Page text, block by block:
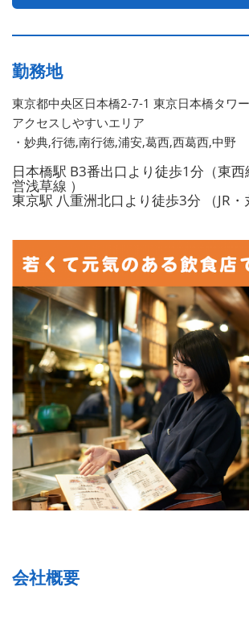
勤務地
東京都中央区日本橋2-7-1 東京日本橋タワ
アクセスしやすいエリア
・妙典,行徳,南行徳,浦安,葛西,西葛西,中野
日本橋駅 B3番出口より徒歩1分（東
営浅草線 ）
東京駅 八重洲北口より徒歩3分 （JR・
会社概要